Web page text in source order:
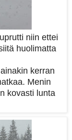
niin ettei
huolimatta
kerran
Menin
kovasti lunta